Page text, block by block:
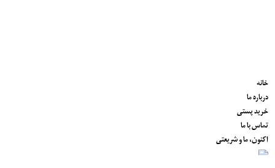
خانه
درباره ما
خرید پستی
تماس با ما
اکنون، ما و شریعتی